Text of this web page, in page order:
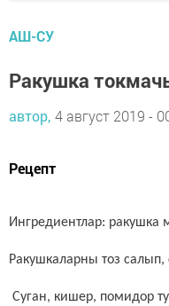
АШ-СУ
Ракушка
автор, 4 август 2019 -
Рецепт
Ингредиентлар:
Ракушкаларны тоз
Суган, кишер, помидор